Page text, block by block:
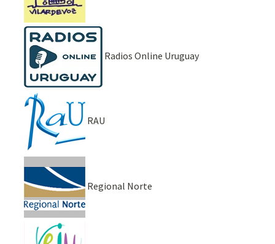
Radios Online Uruguay
RAU
Regional Norte